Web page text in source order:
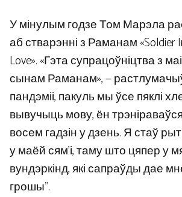
У мінулым годзе Том Марэла
аб стварэнні з Раманам «Soldier
Love». «Гэта супрацоўніцтва з
сынам Раманам», —
пандэміі, пакуль мы ўсе пяклі
вывучыць мову, ён
восем гадзін у дзень. Я стаў
у маёй сям’і, таму што цяпер у
вундэркінд, які сапраўды дае
грошы”.